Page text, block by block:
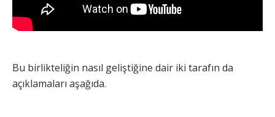
Bu birlikteliğin nasıl geliştiğine dair iki tarafın da
açıklamaları aşağıda.